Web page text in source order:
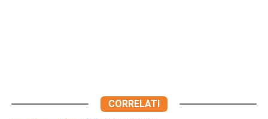
CORRELATI